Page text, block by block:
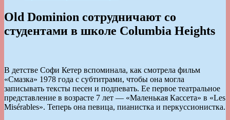
Old Dominion сотрудничают со
студентами в школе Columbia Heights
В детстве Софи Кетер вспоминала, как смотрела фильм
«Смазка» 1978 года с субтитрами, чтобы она могла
записывать тексты песен и подпевать. Ее первое театральное
представление в возрасте 7 лет — «Маленькая Кассета» в «Les
Misérables». Теперь она певица, пианистка и перкуссионистка.